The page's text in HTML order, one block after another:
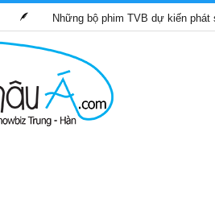
Những bộ phim TVB dự kiến phát sóng trên